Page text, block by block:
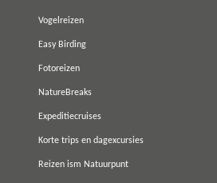
Vogelreizen
Easy Birding
Fotoreizen
NatureBreaks
Expeditiecruises
Korte trips en dagexcursies
Reizen ism Natuurpunt